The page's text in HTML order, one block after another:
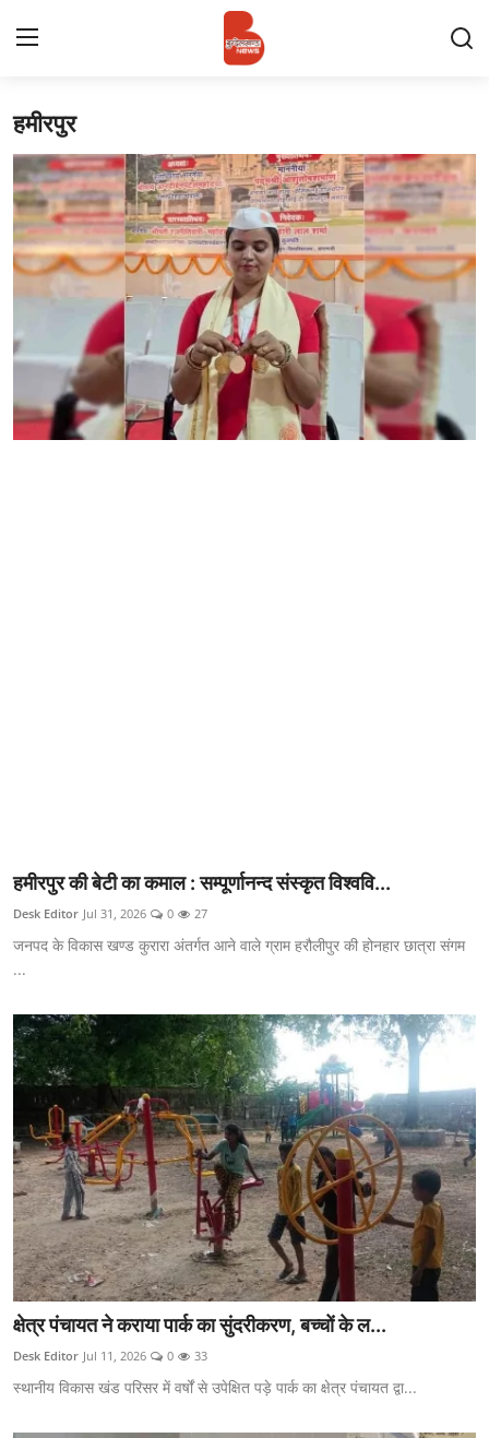
Login
Contact
प्रमुख ख़बर
अपना शहर
राज्य
बुन्देलखण्ड
हमीरपुर
हमीरपुर की बेटी का कमाल : सम्पूर्णानन्द संस्कृत विश्ववि...
Desk Editor Jul 31, 2026 0 27
जनपद के विकास खण्ड कुरारा अंतर्गत आने वाले ग्राम हरौलीपुर की होनहार छात्रा संगम
...
क्षेत्र पंचायत ने कराया पार्क का सुंदरीकरण, बच्चों के ल...
Desk Editor Jul 11, 2026 0 33
स्थानीय विकास खंड परिसर में वर्षों से उपेक्षित पड़े पार्क का क्षेत्र पंचायत द्वा...